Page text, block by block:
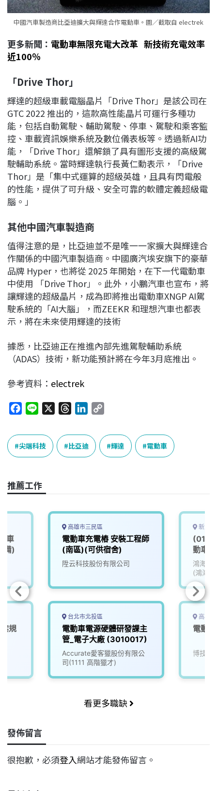
中國汽車製造商比亞迪擴大與輝達合作電動車。圖／截取自 electrek
更多新聞： 電動車無限充電大改革 新技術充電效率
近100％
「Drive Thor」
輝達的超級車載電腦晶片「Drive Thor」是該公司在
GTC 2022 推出的，這款高性能晶片可運行多種功
能，包括自動駕駛、輔助駕駛、停車、駕駛和乘客監
控、車載資訊娛樂系統及數位儀表板等。透過新AI功
能，「Drive Thor」還解鎖了具有圖形支援的高級駕
駛輔助系統。當時輝達執行長黃仁勳表示，「Drive
Thor」是「集中式運算的超級英雄，且具有閃電般
的性能，提供了可升級、安全可靠的軟體定義超級電
腦。」
其他中國汽車製造商
值得注意的是，比亞迪並不是唯一一家擴大與輝達合
作關係的中國汽車製造商。中國廣汽埃安旗下的豪華
品牌 Hyper，也將從 2025 年開始，在下一代電動車
中使用 「Drive Thor」。此外，小鵬汽車也宣布，將
讓輝達的超級晶片，成為即將推出電動車XNGP AI駕
駛系統的「AI大腦」，而ZEEKR 和理想汽車也都表
示，將在未來使用輝達的技術
據悉，比亞迪正在推進內部先進駕駛輔助系統
（ADAS）技術，新功能預計將在今年3月底推出。
參考資料： electrek
c
e
b
o
k
n
e
r
e
a
n
k
e
n
p
y
L
k
尖端科技 比亞迪 輝達 電動車
推薦工作
車
備)
規
高雄市三民區
電動車充電樁 安裝工程師
(南區)(可供宿舍)
陞云科技股份有限公司
台北市北投區
電動車電源硬體研發課主
管_電子大廠 (3010017)
Accurate愛客獵股份有限公
司(1111 高階獵才)
新北
(01)
動車
(EV)
鴻海精
(鴻海)
高雄
電動
博技科
看更多職缺
發佈留言
很抱歉，必須登入網站才能發佈留言。